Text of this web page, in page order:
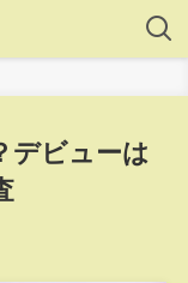
デビューは